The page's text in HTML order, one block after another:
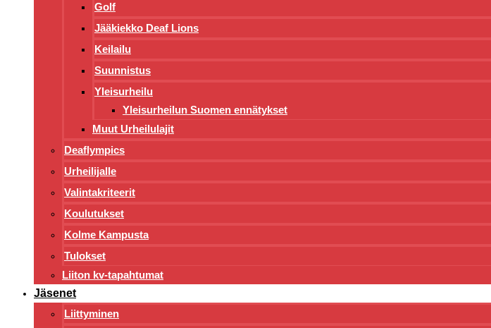
Golf
Jääkiekko Deaf Lions
Keilailu
Suunnistus
Yleisurheilu
Yleisurheilun Suomen ennätykset
Muut Urheilulajit
Deaflympics
Urheilijalle
Valintakriteerit
Koulutukset
Kolme Kampusta
Tulokset
Liiton kv-tapahtumat
Jäsenet
Liittyminen